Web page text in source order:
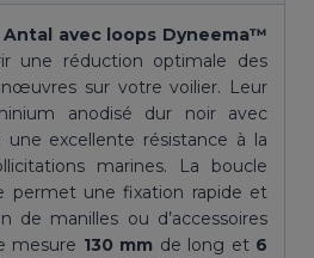
Antal avec loops Dyneema™
une réduction optimale des
sur votre voilier. Leur
anodisé dur noir avec
excellente résistance à la
marines. La boucle
permet une fixation rapide et
de manilles ou d’accessoires
mesure 130 mm de long et 6